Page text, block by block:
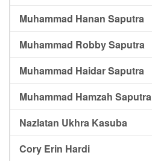
Muhammad Hanan Saputra
Muhammad Robby Saputra
Muhammad Haidar Saputra
Muhammad Hamzah Saputra
Nazlatan Ukhra Kasuba
Cory Erin Hardi